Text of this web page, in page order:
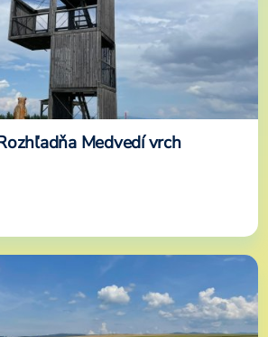
Medvedí vrch